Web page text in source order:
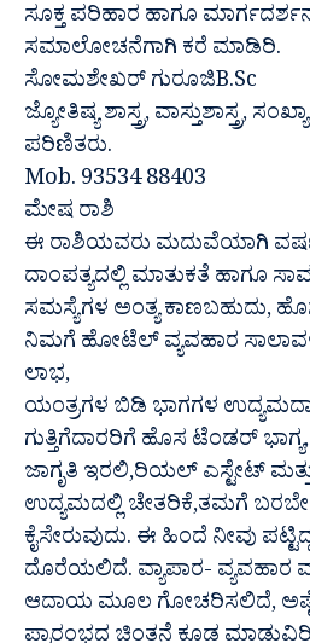
ಸೂಕ್ತ ಪರಿಹಾರ ಹಾಗೂ
ಸಮಾಲೋಚನೆಗಾಗಿ ಕರೆ ಮಾಡಿರಿ.
ಸೋಮಶೇಖರ್ ಗುರೂಜಿB.Sc
ಜ್ಯೋತಿಷ್ಯ ಶಾಸ್ತ್ರ, ವಾಸ್ತುಶಾಸ್ತ್ರ,
ಪರಿಣಿತರು.
Mob. 93534 88403
ಮೇಷ ರಾಶಿ
ಈ ರಾಶಿಯವರು ಮದುವೆಯಾಗಿ
ದಾಂಪತ್ಯದಲ್ಲಿ ಮಾತುಕತೆ ಹಾಗೂ
ಸಮಸ್ಯೆಗಳ ಅಂತ್ಯ ಕಾಣಬಹುದು,
ನಿಮಗೆ ಹೋಟೆಲ್ ವ್ಯವಹಾರ
ಲಾಭ,
ಯಂತ್ರಗಳ ಬಿಡಿ ಭಾಗಗಳ
ಗುತ್ತಿಗೆದಾರರಿಗೆ ಹೊಸ ಟೆಂಡರ್
ಜಾಗೃತಿ ಇರಲಿ,ರಿಯಲ್ ಎಸ್ಟೇಟ್
ಉದ್ಯಮದಲ್ಲಿ ಚೇತರಿಕೆ,ತಮಗೆ
ಕೈಸೇರುವುದು. ಈ ಹಿಂದೆ ನೀವು
ದೊರೆಯಲಿದೆ. ವ್ಯಾಪಾರ-
ಆದಾಯ ಮೂಲ ಗೋಚರಿಸಲಿದೆ,